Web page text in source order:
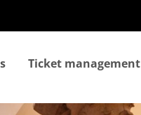
Ticket management